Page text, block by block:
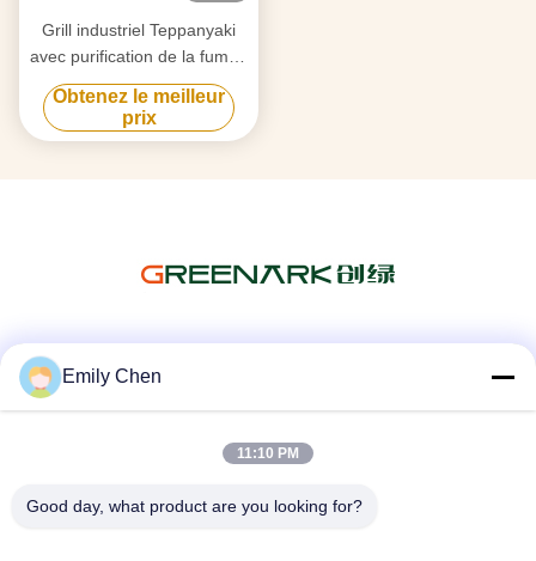
Grill industriel Teppanyaki
avec purification de la fumée
par triple flux d'air et
technologie anti-obstruction
Obtenez le meilleur
prix
Emily Chen
11:10 PM
Good day, what product are you looking for?